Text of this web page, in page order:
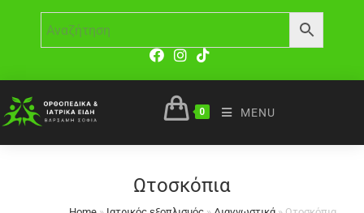
0 MENU
Ωτοσκόπια